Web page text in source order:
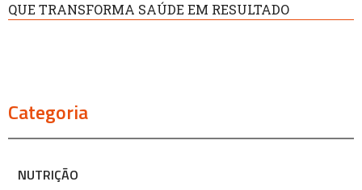
QUE TRANSFORMA SAÚDE EM RESULTADO
Categoria
NUTRIÇÃO